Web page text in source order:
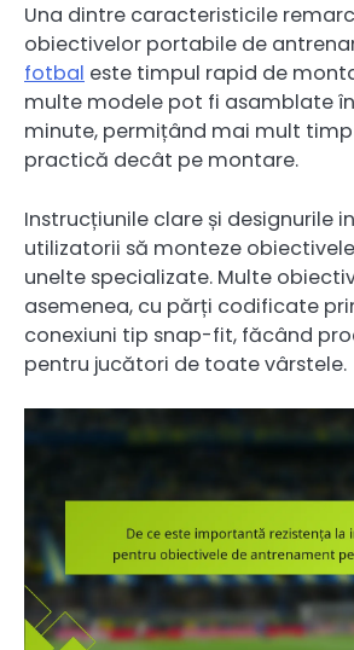
Una dintre caracteristicile
obiectivelor portabile de
fotbal este timpul rapid de
multe modele pot fi asamblate
minute, permițând mai mult
practică decât pe montare.
Instrucțiunile clare și designurile
utilizatorii să monteze
unelte specializate. Multe
asemenea, cu părți codificate
conexiuni tip snap-fit, făcând
pentru jucători de toate vârstele.